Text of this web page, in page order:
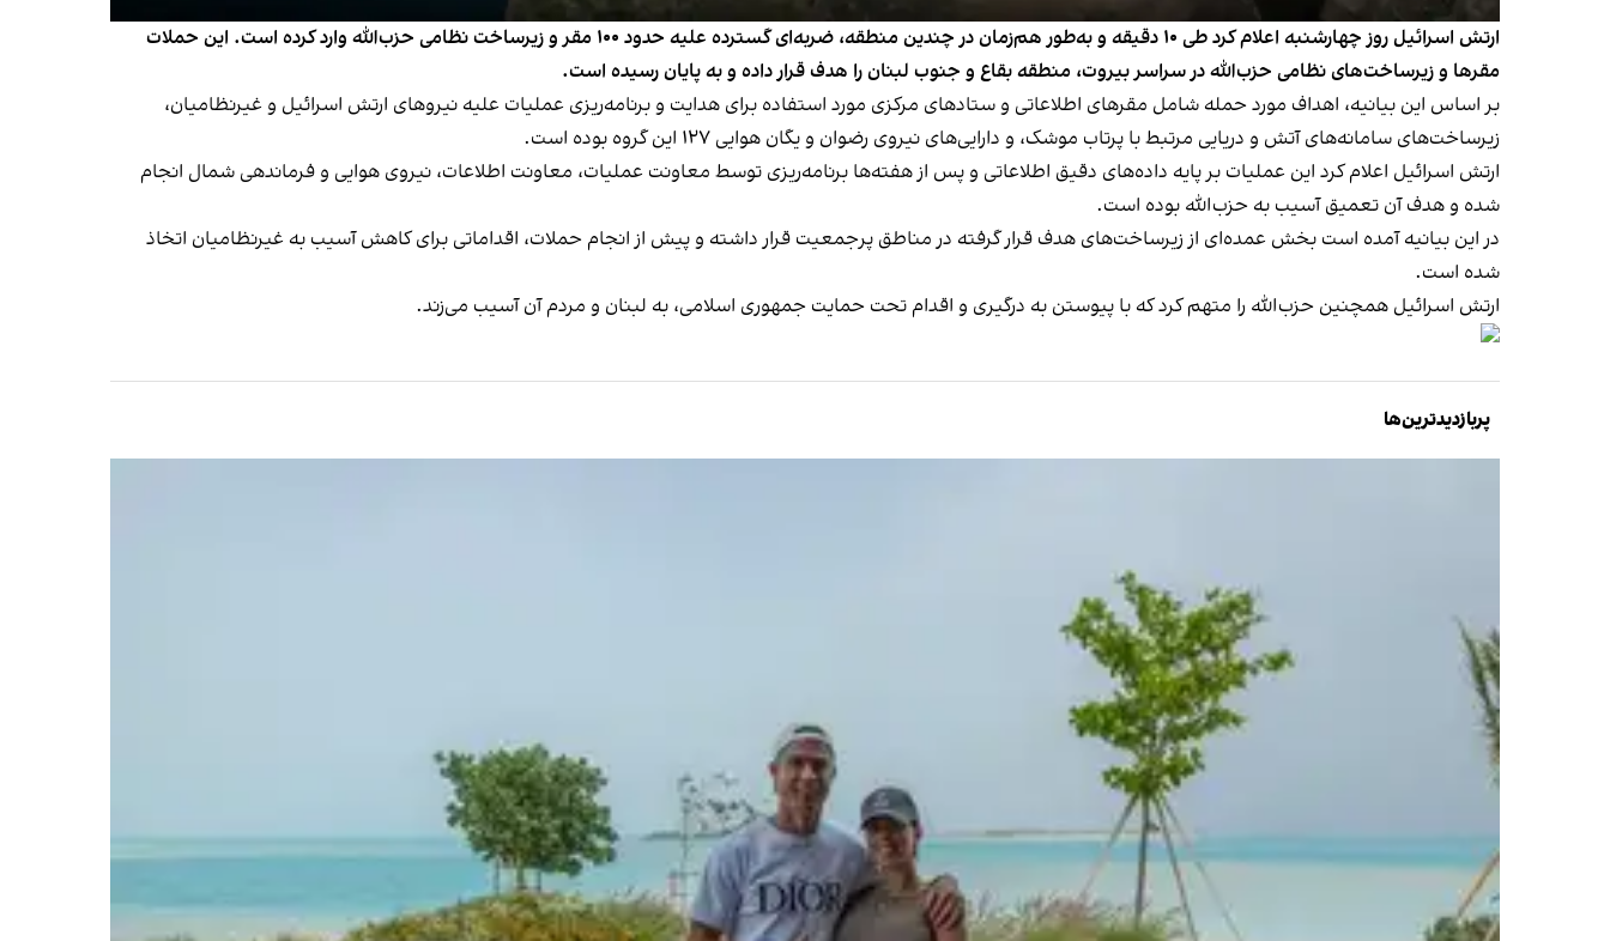
ارتش اسرائیل روز چهارشنبه اعلام کرد طی ۱۰ دقیقه و به‌طور هم‌زمان در چندین منطقه، ضربه‌ای گسترده علیه حدود ۱۰۰ مقر و زیرساخت نظامی حزب‌الله وارد کرده است. این حملات
مقرها و زیرساخت‌های نظامی حزب‌الله در سراسر بیروت، منطقه بقاع و جنوب لبنان را هدف قرار داده و به پایان رسیده است.
بر اساس این بیانیه، اهداف مورد حمله شامل مقرهای اطلاعاتی و ستادهای مرکزی مورد استفاده برای هدایت و برنامه‌ریزی عملیات علیه نیروهای ارتش اسرائیل و غیرنظامیان،
زیرساخت‌های سامانه‌های آتش و دریایی مرتبط با پرتاب موشک، و دارایی‌های نیروی رضوان و یگان هوایی ۱۲۷ این گروه بوده است.
ارتش اسرائیل اعلام کرد این عملیات بر پایه داده‌های دقیق اطلاعاتی و پس از هفته‌ها برنامه‌ریزی توسط معاونت عملیات، معاونت اطلاعات، نیروی هوایی و فرماندهی شمال انجام
شده و هدف آن تعمیق آسیب به حزب‌الله بوده است.
در این بیانیه آمده است بخش عمده‌ای از زیرساخت‌های هدف قرار گرفته در مناطق پرجمعیت قرار داشته و پیش از انجام حملات، اقداماتی برای کاهش آسیب به غیرنظامیان اتخاذ
شده است.
ارتش اسرائیل همچنین حزب‌الله را متهم کرد که با پیوستن به درگیری و اقدام تحت حمایت جمهوری اسلامی، به لبنان و مردم آن آسیب می‌زند.
پربازدیدترین‌ها